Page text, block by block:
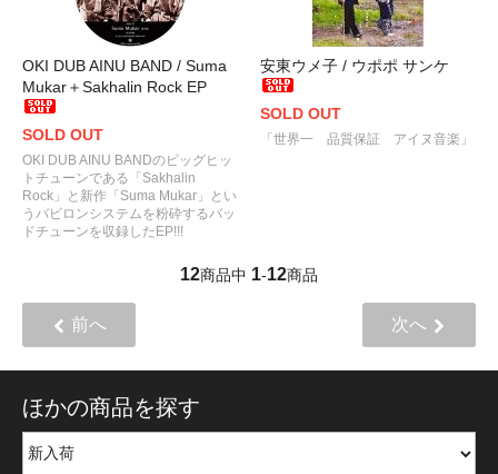
OKI DUB AINU BAND / Suma
Mukar＋Sakhalin Rock EP
SOLD OUT
OKI DUB AINU BANDのビッグヒッ
トチューンである「Sakhalin
Rock」と新作「Suma Mukar」とい
うバビロンシステムを粉砕するバッ
ドチューンを収録したEP!!!
安東ウメ子 / ウポポ サンケ
SOLD OUT
「世界一 品質保証 アイヌ音楽」
12商品中 1-12商品
前へ 次へ
ほかの商品を探す